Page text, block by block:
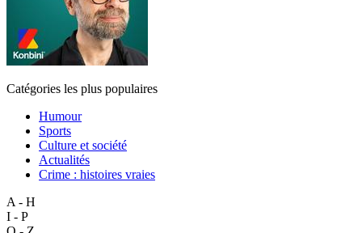
Catégories les plus populaires
Humour
Sports
Culture et société
Actualités
Crime : histoires vraies
A - H
I - P